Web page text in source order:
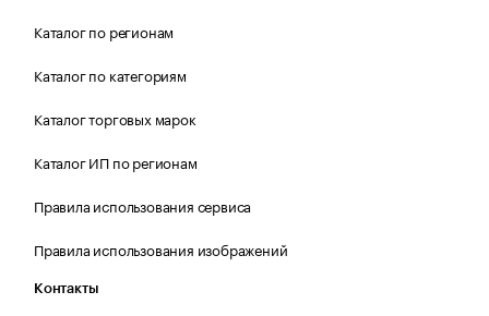
Каталог по регионам
Каталог по категориям
Каталог торговых марок
Каталог ИП по регионам
Правила использования сервиса
Правила использования изображений
Контакты